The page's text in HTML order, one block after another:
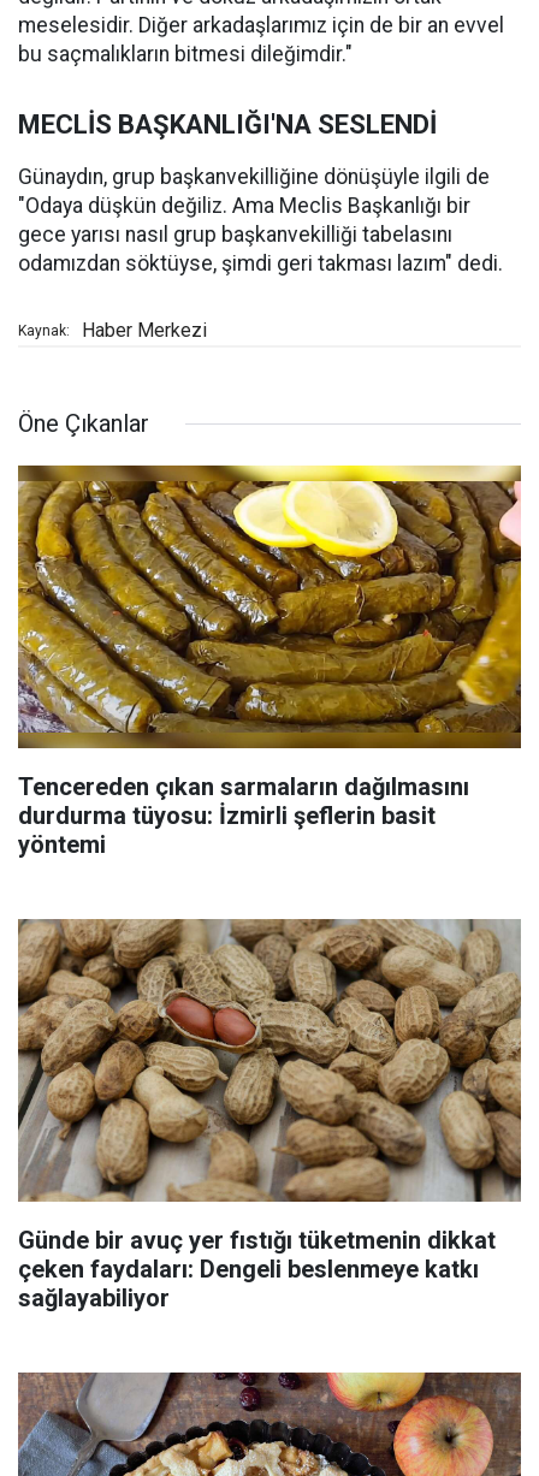
meselesidir. Diğer arkadaşlarımız için de bir an evvel
bu saçmalıkların bitmesi dileğimdir."
MECLİS BAŞKANLIĞI'NA SESLENDİ
Günaydın, grup başkanvekilliğine dönüşüyle ilgili de
"Odaya düşkün değiliz. Ama Meclis Başkanlığı bir
gece yarısı nasıl grup başkanvekilliği tabelasını
odamızdan söktüyse, şimdi geri takması lazım" dedi.
Kaynak: Haber Merkezi
Öne Çıkanlar
Tencereden çıkan sarmaların dağılmasını
durdurma tüyosu: İzmirli şeflerin basit
yöntemi
Günde bir avuç yer fıstığı tüketmenin dikkat
çeken faydaları: Dengeli beslenmeye katkı
sağlayabiliyor